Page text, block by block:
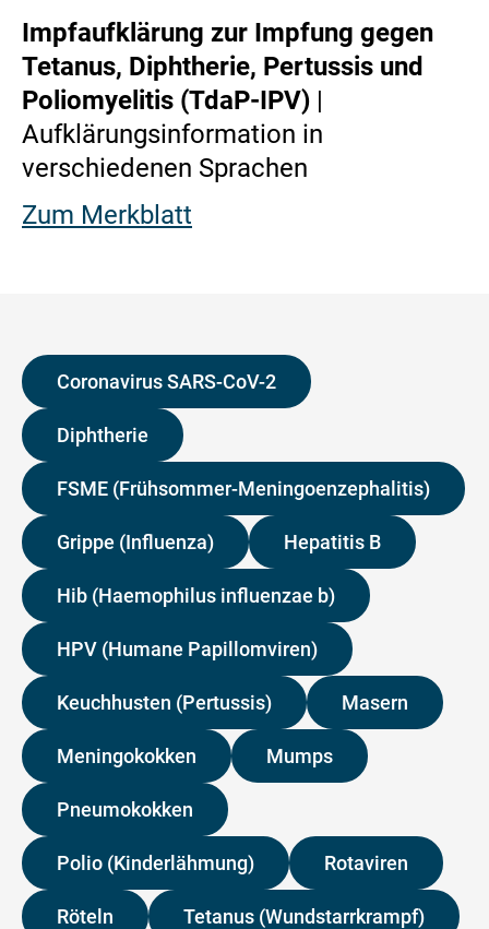
Impfaufklärung zur Impfung gegen
Tetanus, Diphtherie, Pertussis und
Poliomyelitis (TdaP-IPV) |
Aufklärungsinformation in
verschiedenen Sprachen
Zum Merkblatt
Coronavirus SARS-CoV-2
Diphtherie
FSME (Frühsommer-Meningoenzephalitis)
Grippe (Influenza) Hepatitis B
Hib (Haemophilus influenzae b)
HPV (Humane Papillomviren)
Keuchhusten (Pertussis) Masern
Meningokokken Mumps
Pneumokokken
Polio (Kinderlähmung) Rotaviren
Röteln Tetanus (Wundstarrkrampf)